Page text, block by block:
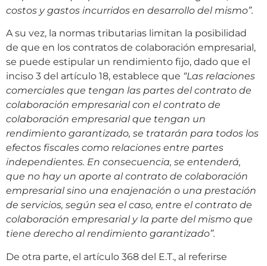
costos y gastos incurridos en desarrollo del mismo”.
A su vez, la normas tributarias limitan la posibilidad
de que en los contratos de colaboración empresarial,
se puede estipular un rendimiento fijo, dado que el
inciso 3 del artículo 18, establece que “Las relaciones
comerciales que tengan las partes del contrato de
colaboración empresarial con el contrato de
colaboración empresarial que tengan un
rendimiento garantizado, se tratarán para todos los
efectos fiscales como relaciones entre partes
independientes. En consecuencia, se entenderá,
que no hay un aporte al contrato de colaboración
empresarial sino una enajenación o una prestación
de servicios, según sea el caso, entre el contrato de
colaboración empresarial y la parte del mismo que
tiene derecho al rendimiento garantizado”.
De otra parte, el artículo 368 del E.T., al referirse